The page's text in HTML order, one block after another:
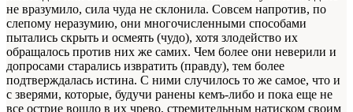
не вразумило, сила чуда не склонила. Совсем напротив, по
слепому неразумию, они многочисленными способами
пытались скрыть и осмеять (чудо), хотя злодейство их
обращалось против них же самих. Чем более они неверили и
допросами старались извратить (правду), тем более
подтверждалась истина. С ними случилось то же самое, что и
с зверями, которые, будучи ранены кемъ-либо и пока еще не
все острие вошло в их чрево, стремительным натиском своим